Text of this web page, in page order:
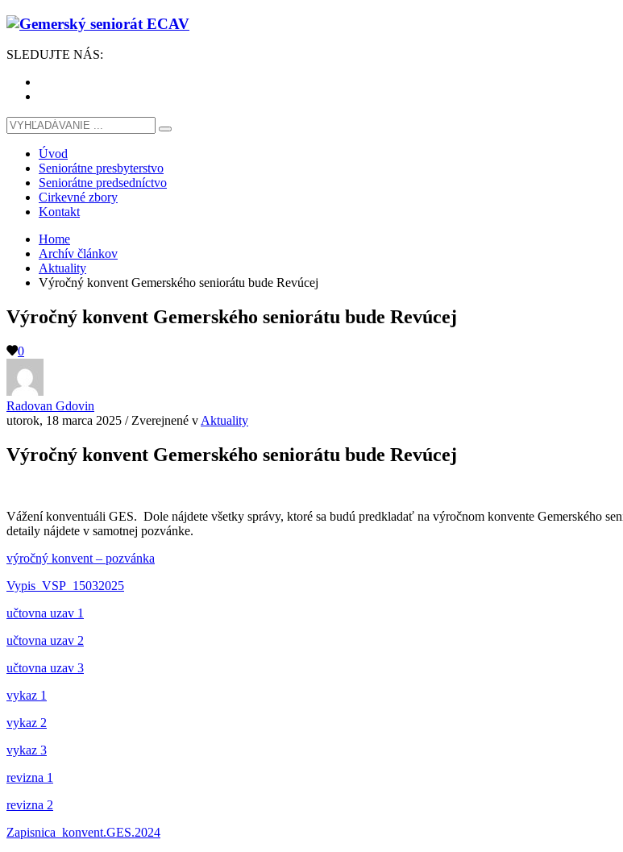
SLEDUJTE NÁS:
Úvod
Seniorátne presbyterstvo
Seniorátne predsedníctvo
Cirkevné zbory
Kontakt
Home
Archív článkov
Aktuality
Výročný konvent Gemerského seniorátu bude Revúcej
Výročný konvent Gemerského seniorátu bude Revúcej
0
Radovan Gdovin
utorok, 18 marca 2025 / Zverejnené v Aktuality
Výročný konvent Gemerského seniorátu bude Revúcej
Vážení konventuáli GES. Dole nájdete všetky správy, ktoré sa budú predkladať na výročnom konvente Gemerského
detaily nájdete v samotnej pozvánke.
výročný konvent – pozvánka
Vypis_VSP_15032025
učtovna uzav 1
učtovna uzav 2
učtovna uzav 3
vykaz 1
vykaz 2
vykaz 3
revizna 1
revizna 2
Zapisnica_konvent.GES.2024